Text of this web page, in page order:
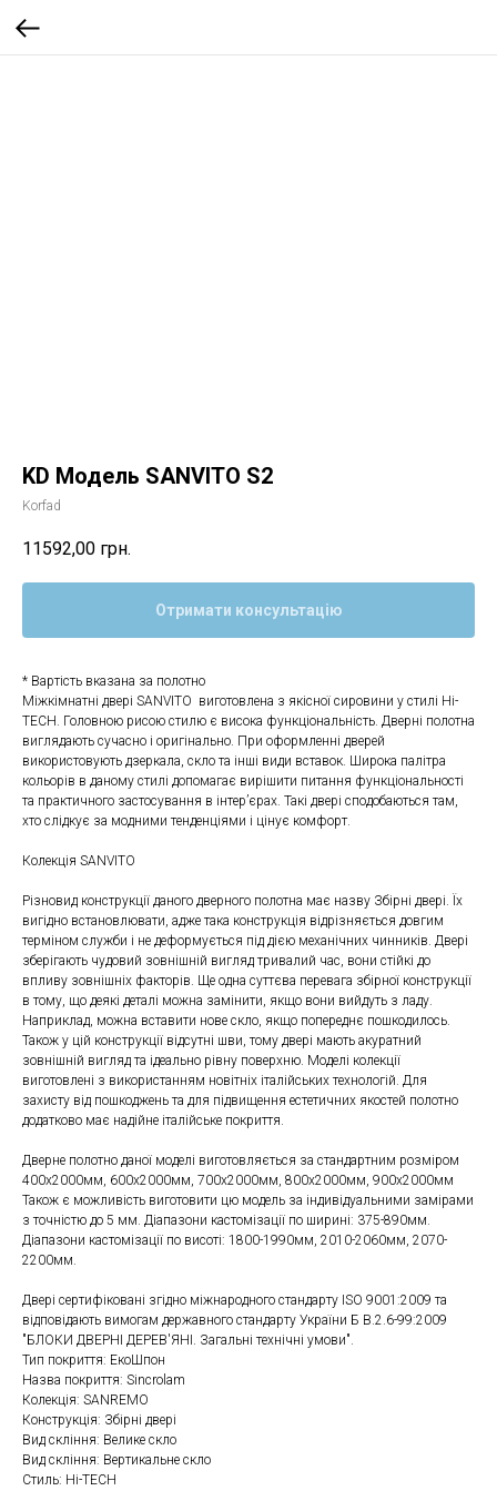
KD Модель SANVITO S2
Korfad
11592,00 грн.
Отримати консультацію
* Вартість вказана за полотно
Міжкімнатні двері SANVITO виготовлена з якісної сировини у стилі Hi-
TECH. Головною рисою стилю є висока функціональність. Дверні полотна
виглядають сучасно і оригінально. При оформленні дверей
використовують дзеркала, скло та інші види вставок. Широка палітра
кольорів в даному стилі допомагає вирішити питання функціональності
та практичного застосування в інтер’єрах. Такі двері сподобаються там,
хто слідкує за модними тенденціями і цінує комфорт.
Колекція SANVITO
Різновид конструкції даного дверного полотна має назву Збірні двері. Їх
вигідно встановлювати, адже така конструкція відрізняється довгим
терміном служби і не деформується під дією механічних чинників. Двері
зберігають чудовий зовнішній вигляд тривалий час, вони стійкі до
впливу зовнішніх факторів. Ще одна суттєва перевага збірної конструкції
в тому, що деякі деталі можна замінити, якщо вони вийдуть з ладу.
Наприклад, можна вставити нове скло, якщо попереднє пошкодилось.
Також у цій конструкції відсутні шви, тому двері мають акуратний
зовнішній вигляд та ідеально рівну поверхню. Моделі колекції
виготовлені з використанням новітніх італійських технологій. Для
захисту від пошкоджень та для підвищення естетичних якостей полотно
додатково має надійне італійське покриття.
Дверне полотно даної моделі виготовляється за стандартним розміром
400x2000мм, 600x2000мм, 700x2000мм, 800x2000мм, 900x2000мм
Також є можливість виготовити цю модель за індивідуальними замірами
з точністю до 5 мм. Діапазони кастомізації по ширині: 375-890мм.
Діапазони кастомізації по висоті: 1800-1990мм, 2010-2060мм, 2070-
2200мм.
Двері сертифіковані згідно міжнародного стандарту ISO 9001:2009 та
відповідають вимогам державного стандарту України Б В.2.6-99:2009
"БЛОКИ ДВЕРНІ ДЕРЕВ'ЯНІ. Загальні технічні умови".
Тип покриття: ЕкоШпон
Назва покриття: Sincrolam
Колекція: SANREMO
Конструкція: Збірні двері
Вид скління: Велике скло
Вид скління: Вертикальне скло
Стиль: Hi-TECH